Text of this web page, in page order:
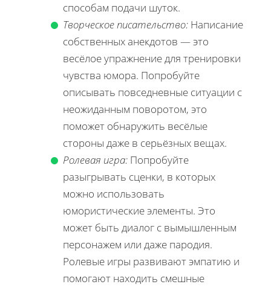
способам подачи шуток.
Творческое писательство: Написание
собственных анекдотов — это
весёлое упражнение для тренировки
чувства юмора. Попробуйте
описывать повседневные ситуации с
неожиданным поворотом, это
поможет обнаружить весёлые
стороны даже в серьёзных вещах.
Ролевая игра: Попробуйте
разыгрывать сценки, в которых
можно использовать
юмористические элементы. Это
может быть диалог с вымышленным
персонажем или даже пародия.
Ролевые игры развивают эмпатию и
помогают находить смешные